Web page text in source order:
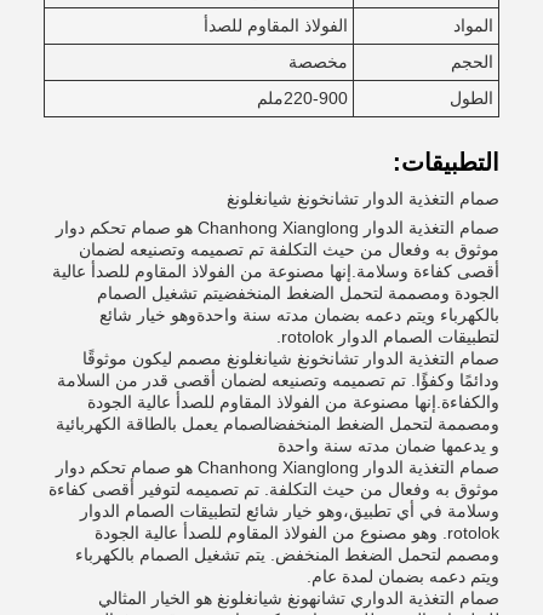
المواد
الفولاذ المقاوم للصدأ
الحجم
مخصصة
الطول
220-900ملم
التطبيقات:
صمام التغذية الدوار تشانخونغ شيانغلونغ
صمام التغذية الدوار Chanhong Xianglong هو صمام تحكم دوار
موثوق به وفعال من حيث التكلفة تم تصميمه وتصنيعه لضمان
أقصى كفاءة وسلامة.إنها مصنوعة من الفولاذ المقاوم للصدأ عالية
الجودة ومصممة لتحمل الضغط المنخفضيتم تشغيل الصمام
بالكهرباء ويتم دعمه بضمان مدته سنة واحدةوهو خيار شائع
لتطبيقات الصمام الدوار rotolok.
صمام التغذية الدوار تشانخونغ شيانغلونغ مصمم ليكون موثوقًا
ودائمًا وكفؤًا. تم تصميمه وتصنيعه لضمان أقصى قدر من السلامة
والكفاءة.إنها مصنوعة من الفولاذ المقاوم للصدأ عالية الجودة
ومصممة لتحمل الضغط المنخفضالصمام يعمل بالطاقة الكهربائية
و يدعمها ضمان مدته سنة واحدة
صمام التغذية الدوار Chanhong Xianglong هو صمام تحكم دوار
موثوق به وفعال من حيث التكلفة. تم تصميمه لتوفير أقصى كفاءة
وسلامة في أي تطبيق،وهو خيار شائع لتطبيقات الصمام الدوار
rotolok. وهو مصنوع من الفولاذ المقاوم للصدأ عالية الجودة
ومصمم لتحمل الضغط المنخفض. يتم تشغيل الصمام بالكهرباء
ويتم دعمه بضمان لمدة عام.
صمام التغذية الدواري تشانهونغ شيانغلونغ هو الخيار المثالي